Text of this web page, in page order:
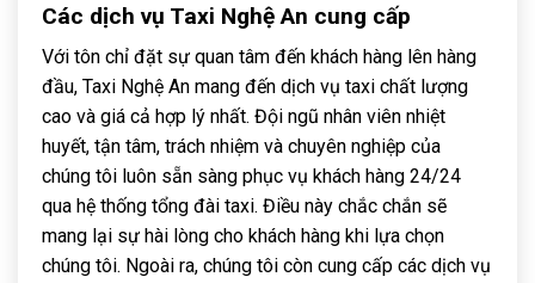
Các dịch vụ Taxi Nghệ An cung cấp
Với tôn chỉ đặt sự quan tâm đến khách hàng lên hàng
đầu, Taxi Nghệ An mang đến dịch vụ taxi chất lượng
cao và giá cả hợp lý nhất. Đội ngũ nhân viên nhiệt
huyết, tận tâm, trách nhiệm và chuyên nghiệp của
chúng tôi luôn sẵn sàng phục vụ khách hàng 24/24
qua hệ thống tổng đài taxi. Điều này chắc chắn sẽ
mang lại sự hài lòng cho khách hàng khi lựa chọn
chúng tôi. Ngoài ra, chúng tôi còn cung cấp các dịch vụ